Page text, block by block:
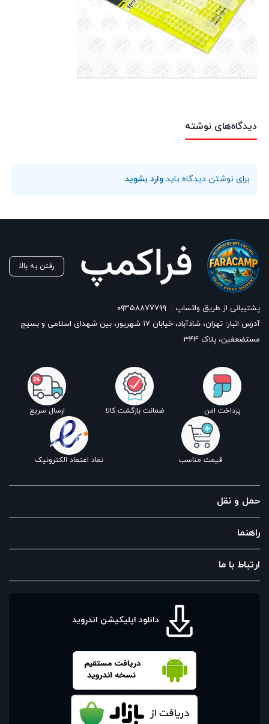
دیدگاه‌های نوشته
برای نوشتن دیدگاه باید وارد بشوید.
رفتن به بالا
پشتیبانی از طریق واتساپ : ۰۹۳۵۸۸۷۷۷۹۹
آدرس انبار: تهران، شادآباد، خیابان ١٧ شهریور، بین شهدای اسلامی و بسیج
مستضعفین، پلاک 344
پرداخت امن ضمانت بازگشت کالا ارسال سریع
قیمت مناسب نماد اعتماد الکترونیک
حمل و نقل
راهنما
ارتباط با ما
دانلود اپلیکیشن اندروید